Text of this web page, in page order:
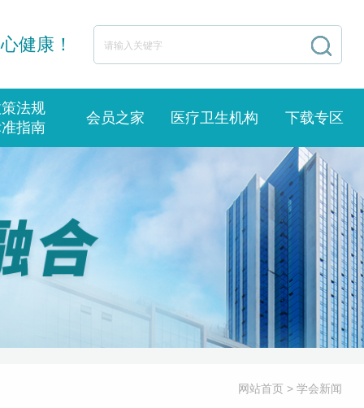
健康！
法规
指南
会员之家 医疗卫生机构 下载专区
网站首页 > 学会新闻